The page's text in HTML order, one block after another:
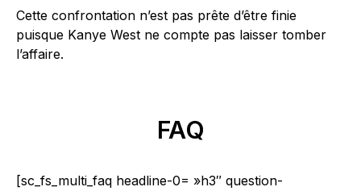
Cette confrontation n’est pas prête d’être finie
puisque Kanye West ne compte pas laisser tomber
l’affaire.
FAQ
[sc_fs_multi_faq headline-0= »h3″ question-